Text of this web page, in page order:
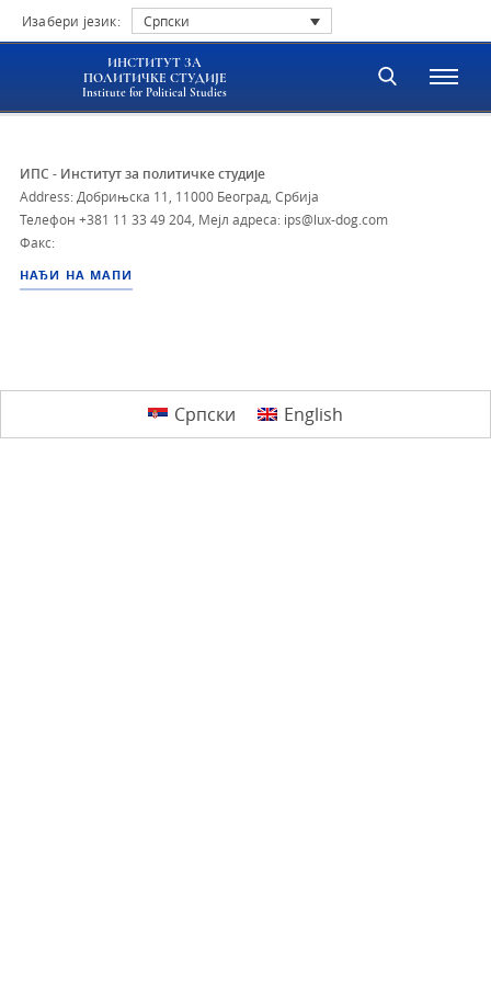
Изабери језик: Српски
ИНСТИТУТ ЗА
ПОЛИТИЧКЕ СТУДИЈЕ
Institute for Political Studies
ИПС - Институт за политичке студије
Address: Добрињска 11, 11000 Београд, Србија
Телефон +381 11 33 49 204 Мејл адреса: ips@lux-dog.com
Факс:
НАЂИ НА МАПИ
Српски English